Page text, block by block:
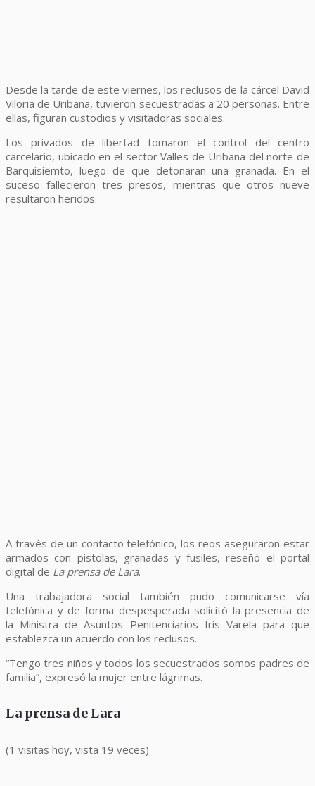
Desde la tarde de este viernes, los reclusos de la cárcel David
Viloria de Uribana, tuvieron secuestradas a 20 personas. Entre
ellas, figuran custodios y visitadoras sociales.
Los privados de libertad tomaron el control del centro
carcelario, ubicado en el sector Valles de Uribana del norte de
Barquisiemto, luego de que detonaran una granada. En el
suceso fallecieron tres presos, mientras que otros nueve
resultaron heridos.
A través de un contacto telefónico, los reos aseguraron estar
armados con pistolas, granadas y fusiles, reseñó el portal
digital de La prensa de Lara.
Una trabajadora social también pudo comunicarse vía
telefónica y de forma despesperada solicitó la presencia de
la Ministra de Asuntos Penitenciarios Iris Varela para que
establezca un acuerdo con los reclusos.
“Tengo tres niños y todos los secuestrados somos padres de
familia”, expresó la mujer entre lágrimas.
La prensa de Lara
(1 visitas hoy, vista 19 veces)